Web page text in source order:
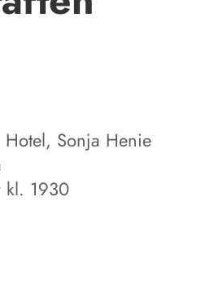
Hotel, Sonja Henie
kl. 1930